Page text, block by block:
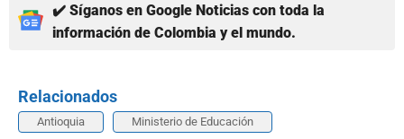
✔️ Síganos en Google Noticias con toda la
información de Colombia y el mundo.
Relacionados
Antioquia Ministerio de Educación